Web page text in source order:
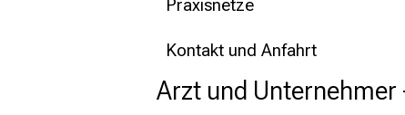
Praxisnetze
Kontakt und Anfahrt
Arzt und Unternehmer